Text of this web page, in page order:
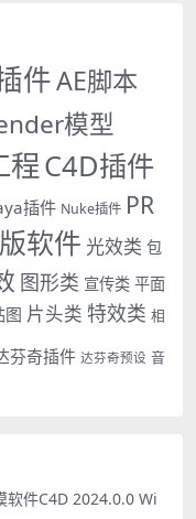
件AE脚本
模型
程C4D插件
插件 Nuke插件 PR
软件 光效类 包
图形类 宣传类 平面
图 片头类 特效类 相
芬奇插件 达芬奇预设 音
软件C4D 2024.0.0 Wi